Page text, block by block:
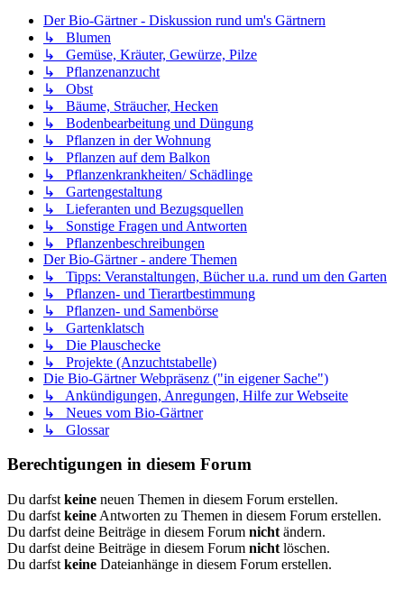
Der Bio-Gärtner - Diskussion rund um's Gärtnern
↳ Blumen
↳ Gemüse, Kräuter, Gewürze, Pilze
↳ Pflanzenanzucht
↳ Obst
↳ Bäume, Sträucher, Hecken
↳ Bodenbearbeitung und Düngung
↳ Pflanzen in der Wohnung
↳ Pflanzen auf dem Balkon
↳ Pflanzenkrankheiten/ Schädlinge
↳ Gartengestaltung
↳ Lieferanten und Bezugsquellen
↳ Sonstige Fragen und Antworten
↳ Pflanzenbeschreibungen
Der Bio-Gärtner - andere Themen
↳ Tipps: Veranstaltungen, Bücher u.a. rund um den Garten
↳ Pflanzen- und Tierartbestimmung
↳ Pflanzen- und Samenbörse
↳ Gartenklatsch
↳ Die Plauschecke
↳ Projekte (Anzuchtstabelle)
Die Bio-Gärtner Webpräsenz ("in eigener Sache")
↳ Ankündigungen, Anregungen, Hilfe zur Webseite
↳ Neues vom Bio-Gärtner
↳ Glossar
Berechtigungen in diesem Forum
Du darfst keine neuen Themen in diesem Forum erstellen.
Du darfst keine Antworten zu Themen in diesem Forum erstellen.
Du darfst deine Beiträge in diesem Forum nicht ändern.
Du darfst deine Beiträge in diesem Forum nicht löschen.
Du darfst keine Dateianhänge in diesem Forum erstellen.